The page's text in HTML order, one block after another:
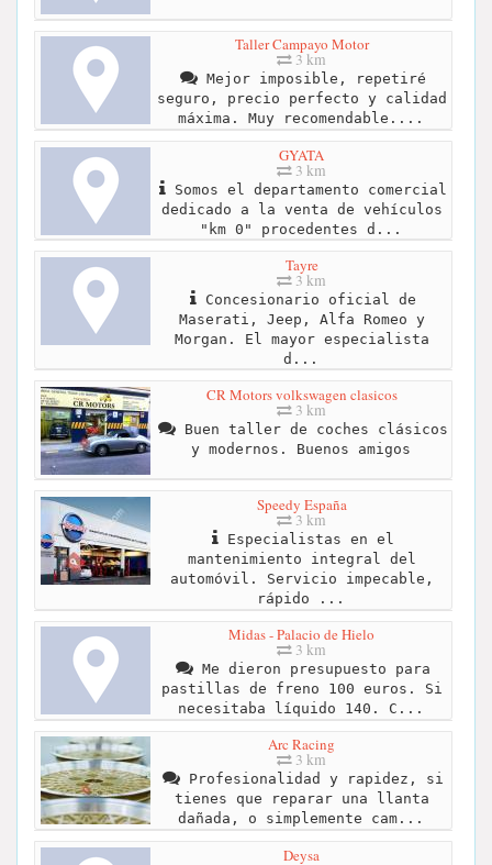
Taller Campayo Motor
3 km
Mejor imposible, repetiré
seguro, precio perfecto y calidad
máxima. Muy recomendable....
GYATA
3 km
Somos el departamento comercial
dedicado a la venta de vehículos
"km 0" procedentes d...
Tayre
3 km
Concesionario oficial de
Maserati, Jeep, Alfa Romeo y
Morgan. El mayor especialista
d...
CR Motors volkswagen clasicos
3 km
Buen taller de coches clásicos
y modernos. Buenos amigos
Speedy España
3 km
Especialistas en el
mantenimiento integral del
automóvil. Servicio impecable,
rápido ...
Midas - Palacio de Hielo
3 km
Me dieron presupuesto para
pastillas de freno 100 euros. Si
necesitaba líquido 140. C...
Arc Racing
3 km
Profesionalidad y rapidez, si
tienes que reparar una llanta
dañada, o simplemente cam...
Deysa